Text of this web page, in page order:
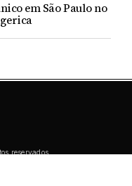
em São Paulo no
reservados.